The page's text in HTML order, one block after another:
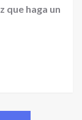
que haga un